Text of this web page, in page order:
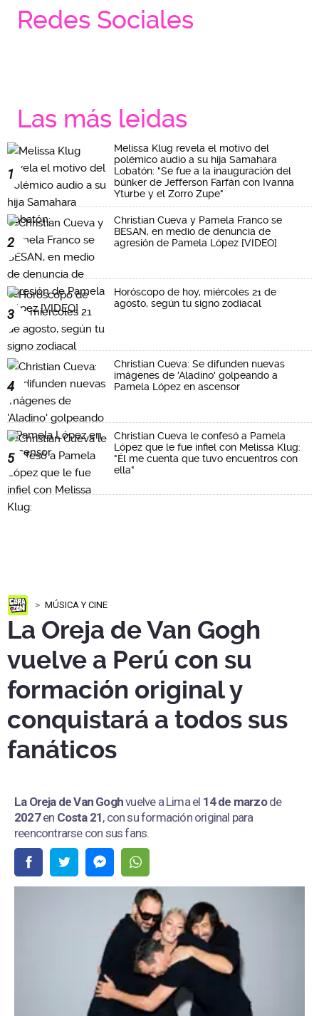
Redes Sociales
Las más leidas
1
Melissa Klug revela el motivo del
polémico audio a su hija Samahara
Lobatón: "Se fue a la inauguración del
búnker de Jefferson Farfán con Ivanna
Yturbe y el Zorro Zupe"
2
Christian Cueva y Pamela Franco se
BESAN, en medio de denuncia de
agresión de Pamela López [VIDEO]
3
Horóscopo de hoy, miércoles 21 de
agosto, según tu signo zodiacal
4
Christian Cueva: Se difunden nuevas
imágenes de 'Aladino' golpeando a
Pamela López en ascensor
5
Christian Cueva le confesó a Pamela
López que le fue infiel con Melissa Klug:
"Él me cuenta que tuvo encuentros con
ella"
MÚSICA Y CINE
La Oreja de Van Gogh
vuelve a Perú con su
formación original y
conquistará a todos sus
fanáticos
La Oreja de Van Goghvuelve a Lima el 14 de marzode
2027en Costa 21, con su formación original para
reencontrarse con sus fans.